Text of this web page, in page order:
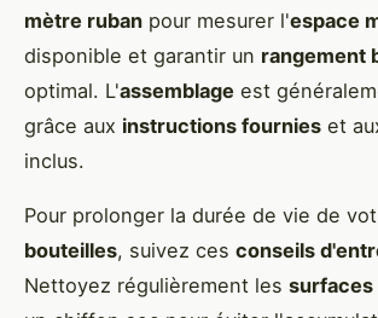
mètre ruban pour mesurer l'espace
disponible et garantir un rangement
optimal. L'assemblage est
grâce aux instructions fournies et
inclus.
Pour prolonger la durée de vie de
bouteilles, suivez ces conseils
Nettoyez régulièrement les surfaces